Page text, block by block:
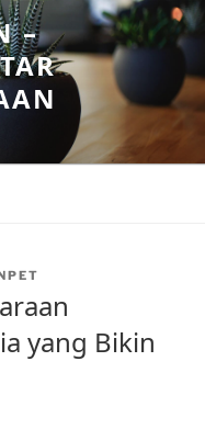
–
yang Bikin